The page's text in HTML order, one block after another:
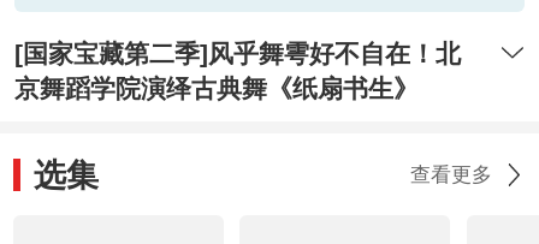
[国家宝藏第二季]风乎舞雩好不自在！北
京舞蹈学院演绎古典舞《纸扇书生》
选集 查看更多